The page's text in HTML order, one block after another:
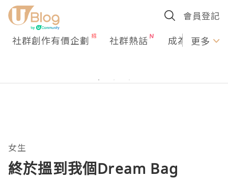
會員登記
社群創作有價企劃 社群熱話 成為U更多
女生
終於搵到我個Dream Bag